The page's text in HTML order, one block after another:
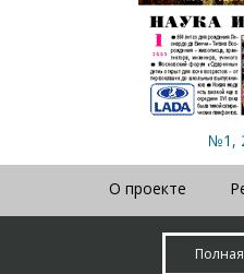
№1,
О проекте